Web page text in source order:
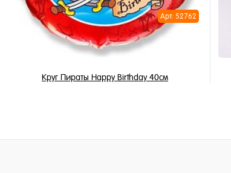
Арт: 52762
Круг Пираты Happy Birthday 40см